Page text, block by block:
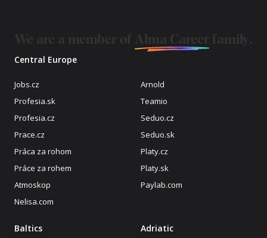
Central Europe
Jobs.cz
Profesia.sk
Profesia.cz
Prace.cz
Práca za rohom
Práce za rohem
Atmoskop
Nelisa.com
Arnold
Teamio
Seduo.cz
Seduo.sk
Platy.cz
Platy.sk
Paylab.com
Baltics Adriatic